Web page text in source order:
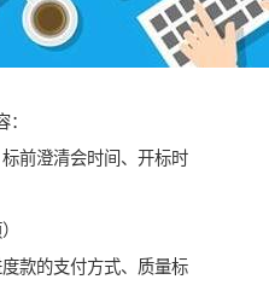
前澄清会时间、开标时
款的支付方式、质量标